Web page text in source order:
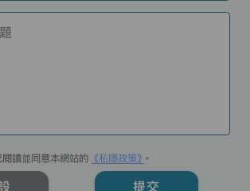
閱讀並同意本網站的 《私隱政策》 。
提交